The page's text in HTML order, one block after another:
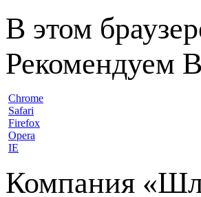
В этом
Рекомендуем
Chrome
Safari
Firefox
Opera
IE
Компания